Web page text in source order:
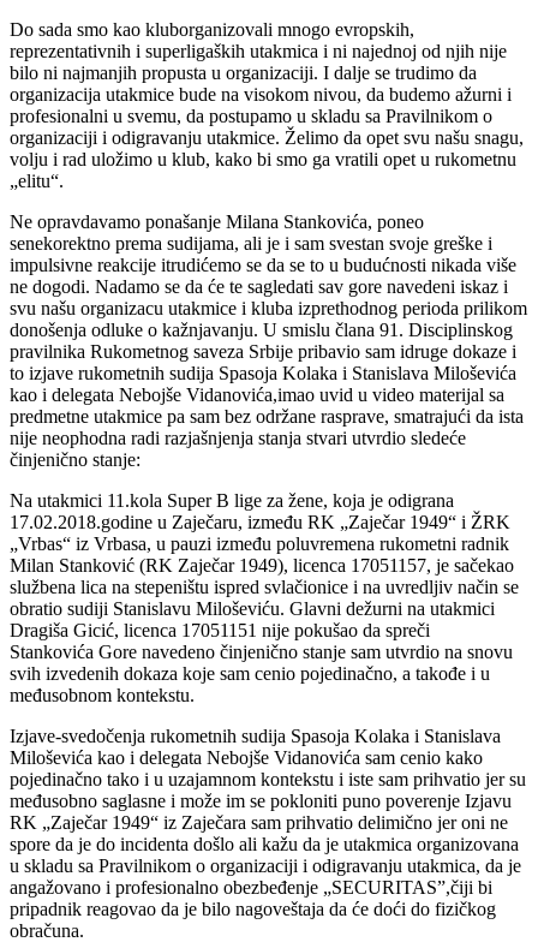
Do sada smo kao kluborganizovali mnogo evropskih,
reprezentativnih i superligaških utakmica i ni najednoj od njih nije
bilo ni najmanjih propusta u organizaciji. I dalje se trudimo da
organizacija utakmice bude na visokom nivou, da budemo ažurni i
profesionalni u svemu, da postupamo u skladu sa Pravilnikom o
organizaciji i odigravanju utakmice. Želimo da opet svu našu snagu,
volju i rad uložimo u klub, kako bi smo ga vratili opet u rukometnu
„elitu“.
Ne opravdavamo ponašanje Milana Stankovića, poneo
senekorektno prema sudijama, ali je i sam svestan svoje greške i
impulsivne reakcije itrudićemo se da se to u budućnosti nikada više
ne dogodi. Nadamo se da će te sagledati sav gore navedeni iskaz i
svu našu organizacu utakmice i kluba izprethodnog perioda prilikom
donošenja odluke o kažnjavanju. U smislu člana 91. Disciplinskog
pravilnika Rukometnog saveza Srbije pribavio sam idruge dokaze i
to izjave rukometnih sudija Spasoja Kolaka i Stanislava Miloševića
kao i delegata Nebojše Vidanovića,imao uvid u video materijal sa
predmetne utakmice pa sam bez održane rasprave, smatrajući da ista
nije neophodna radi razjašnjenja stanja stvari utvrdio sledeće
činjenično stanje:
Na utakmici 11.kola Super B lige za žene, koja je odigrana
17.02.2018.godine u Zaječaru, između RK „Zaječar 1949“ i ŽRK
„Vrbas“ iz Vrbasa, u pauzi između poluvremena rukometni radnik
Milan Stanković (RK Zaječar 1949), licenca 17051157, je sačekao
službena lica na stepeništu ispred svlačionice i na uvredljiv način se
obratio sudiji Stanislavu Miloševiću. Glavni dežurni na utakmici
Dragiša Gicić, licenca 17051151 nije pokušao da spreči
Stankovića Gore navedeno činjenično stanje sam utvrdio na snovu
svih izvedenih dokaza koje sam cenio pojedinačno, a takođe i u
međusobnom kontekstu.
Izjave-svedočenja rukometnih sudija Spasoja Kolaka i Stanislava
Miloševića kao i delegata Nebojše Vidanovića sam cenio kako
pojedinačno tako i u uzajamnom kontekstu i iste sam prihvatio jer su
međusobno saglasne i može im se pokloniti puno poverenje Izjavu
RK „Zaječar 1949“ iz Zaječara sam prihvatio delimično jer oni ne
spore da je do incidenta došlo ali kažu da je utakmica organizovana
u skladu sa Pravilnikom o organizaciji i odigravanju utakmica, da je
angažovano i profesionalno obezbeđenje „SECURITAS”,čiji bi
pripadnik reagovao da je bilo nagoveštaja da će doći do fizičkog
obračuna.